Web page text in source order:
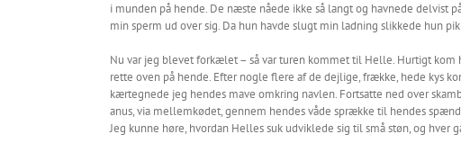
i munden på hende. De næste nåede ikke så langt og havnede delvist
min sperm ud over sig. Da hun havde slugt min ladning slikkede hun
Nu var jeg blevet forkælet – så var turen kommet til Helle. Hurtigt
rette oven på hende. Efter nogle flere af de dejlige, frække, hede kys
kærtegnede jeg hendes mave omkring navlen. Fortsatte ned over
anus, via mellemkødet, gennem hendes våde sprække til hendes
Jeg kunne høre, hvordan Helles suk udviklede sig til små støn, og hver